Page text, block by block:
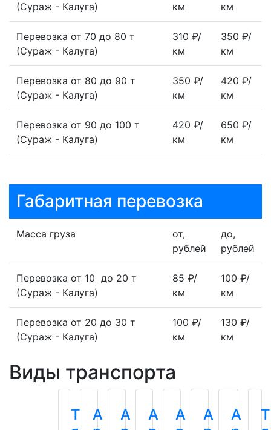
(Сураж - Калуга)
км
км
Перевозка от 70 до 80 т
(Сураж - Калуга)
310 ₽/
км
350 ₽/
км
Перевозка от 80 до 90 т
(Сураж - Калуга)
350 ₽/
км
420 ₽/
км
Перевозка от 90 до 100 т
(Сураж - Калуга)
420 ₽/
км
650 ₽/
км
Габаритная перевозка
Масса груза
от,
рублей
до,
рублей
Перевозка от 10 до 20 т
(Сураж - Калуга)
85 ₽/
км
100 ₽/
км
Перевозка от 20 до 30 т
(Сураж - Калуга)
100 ₽/
км
130 ₽/
км
Виды транспорта
Т
А
А
А
А
А
А
Т